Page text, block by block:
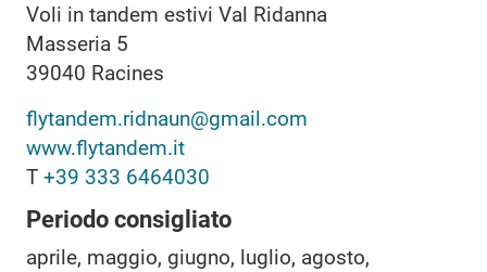
Voli in tandem estivi Val Ridanna
Masseria 5
39040 Racines
flytandem.ridnaun@gmail.com
www.flytandem.it
T +39 333 6464030
Periodo consigliato
aprile, maggio, giugno, luglio, agosto,